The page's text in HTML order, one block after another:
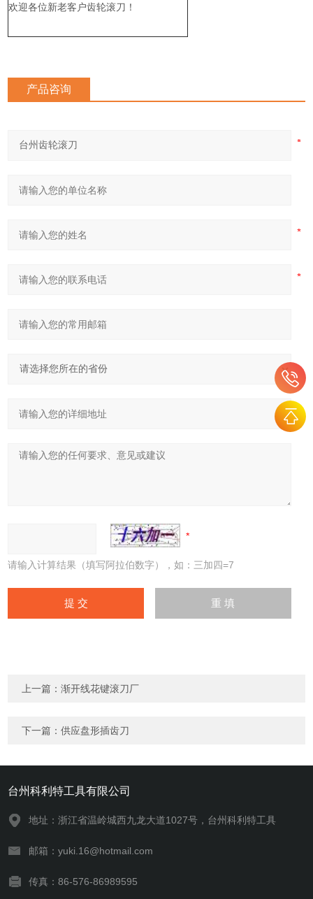
欢迎各位新老客户齿轮滚刀！
产品咨询
请输入计算结果（填写阿拉伯数字），如：三加四=7
上一篇：渐开线花键滚刀厂
下一篇：供应盘形插齿刀
台州科利特工具有限公司
地址：浙江省温岭城西九龙大道1027号，台州科利特工具
邮箱：yuki.16@hotmail.com
传真：86-576-86989595